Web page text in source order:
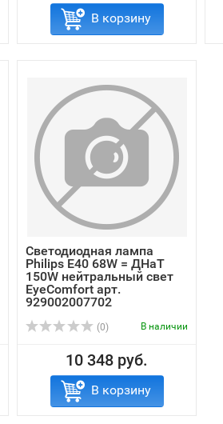
В корзину
Светодиодная лампа
Philips E40 68W = ДНаТ
150W нейтральный свет
EyeComfort арт.
929002007702
(0) В наличии
10 348 руб.
В корзину